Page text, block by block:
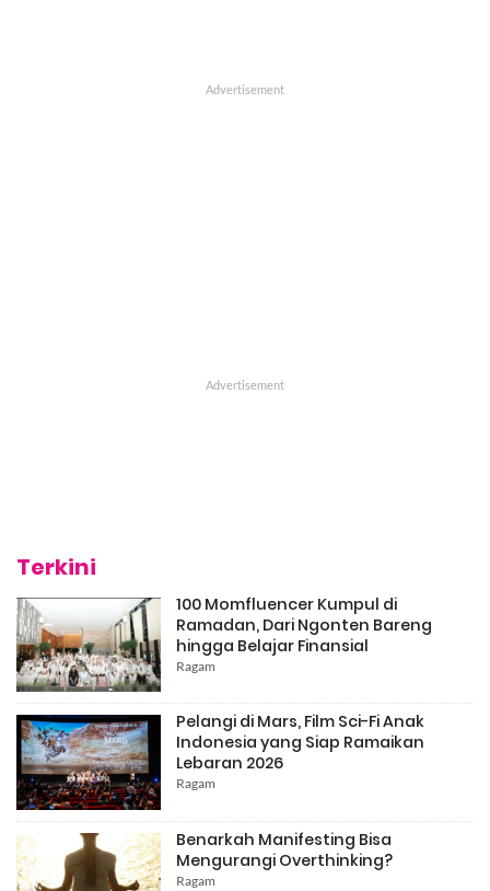
Terkini
100 Momfluencer Kumpul di
Ramadan, Dari Ngonten Bareng
hingga Belajar Finansial
Ragam
Pelangi di Mars, Film Sci-Fi Anak
Indonesia yang Siap Ramaikan
Lebaran 2026
Ragam
Benarkah Manifesting Bisa
Mengurangi Overthinking?
Ragam